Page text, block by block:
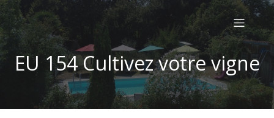
EU 154 Cultivez votre vigne